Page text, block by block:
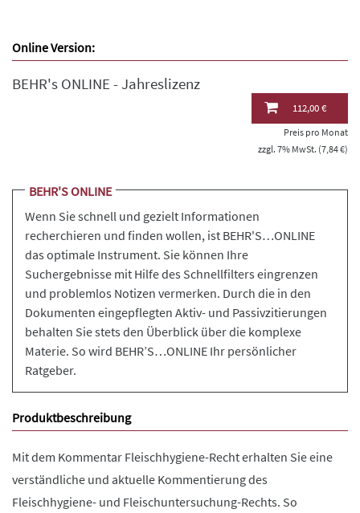
Online Version:
BEHR's ONLINE - Jahreslizenz
112,00 €
Preis pro Monat
zzgl. 7% MwSt. (7,84 €)
BEHR'S ONLINE
Wenn Sie schnell und gezielt Informationen
recherchieren und finden wollen, ist BEHR'S…ONLINE
das optimale Instrument. Sie können Ihre
Suchergebnisse mit Hilfe des Schnellfilters eingrenzen
und problemlos Notizen vermerken. Durch die in den
Dokumenten eingepflegten Aktiv- und Passivzitierungen
behalten Sie stets den Überblick über die komplexe
Materie. So wird BEHR’S…ONLINE Ihr persönlicher
Ratgeber.
Produktbeschreibung
Mit dem Kommentar Fleischhygiene-Recht erhalten Sie eine
verständliche und aktuelle Kommentierung des
Fleischhygiene- und Fleischuntersuchung-Rechts. So